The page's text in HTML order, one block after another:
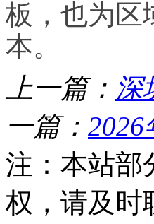
板，也为区
本。
上一篇： 深
一篇： 2026
注：本站部
权，请及时